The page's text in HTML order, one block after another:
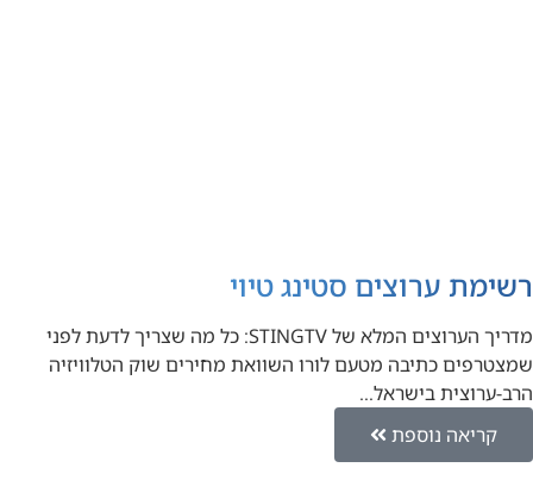
רשימת ערוצים סטינג טיוי
מדריך הערוצים המלא של STINGTV: כל מה שצריך לדעת לפני
שמצטרפים כתיבה מטעם לורו השוואת מחירים שוק הטלוויזיה
הרב-ערוצית בישראל…
קריאה נוספת